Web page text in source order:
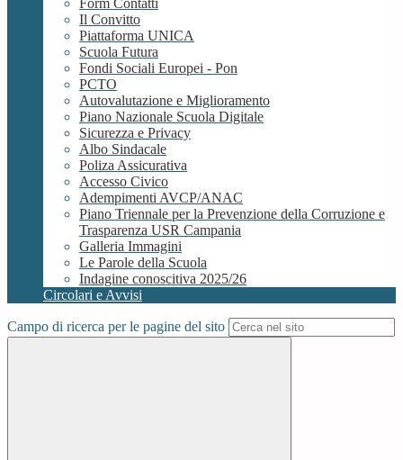
Form Contatti
Il Convitto
Piattaforma UNICA
Scuola Futura
Fondi Sociali Europei - Pon
PCTO
Autovalutazione e Miglioramento
Piano Nazionale Scuola Digitale
Sicurezza e Privacy
Albo Sindacale
Poliza Assicurativa
Accesso Civico
Adempimenti AVCP/ANAC
Piano Triennale per la Prevenzione della Corruzione e
Trasparenza USR Campania
Galleria Immagini
Le Parole della Scuola
Indagine conoscitiva 2025/26
Circolari e Avvisi
Campo di ricerca per le pagine del sito